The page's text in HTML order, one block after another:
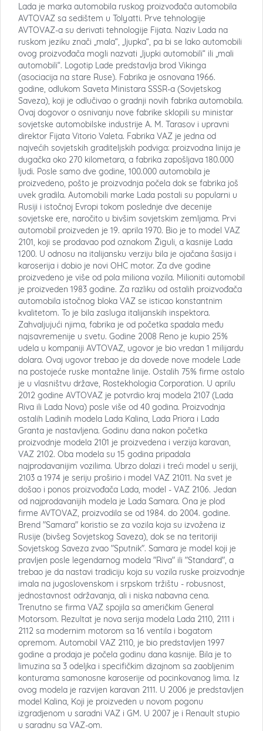
Lada je marka automobila ruskog proizvođača automobila
AVTOVAZ sa sedištem u Tolyatti. Prve tehnologije
AVTOVAZ-a su derivati tehnologije Fijata. Naziv Lada na
ruskom jeziku znači „mala“, „ljupka“, pa bi se lako automobili
ovog proizvođača mogli nazvati „ljupki automobili“ ili „mali
automobili“. Logotip Lade predstavlja brod Vikinga
(asociacija na stare Ruse). Fabrika je osnovana 1966.
godine, odlukom Saveta Ministara SSSR-a (Sovjetskog
Saveza), koji je odlučivao o gradnji novih fabrika automobila.
Ovaj dogovor o osnivanju nove fabrike sklopili su ministar
sovjetske automobilske industrije A. M. Tarasov i upravni
direktor Fijata Vitorio Valeta. Fabrika VAZ je jedna od
najvećih sovjetskih graditeljskih podviga: proizvodna linija je
dugačka oko 270 kilometara, a fabrika zapošljava 180.000
ljudi. Posle samo dve godine, 100.000 automobila je
proizvedeno, pošto je proizvodnja počela dok se fabrika još
uvek gradila. Automobili marke Lada postali su popularni u
Rusiji i istočnoj Evropi tokom poslednje dve decenije
sovjetske ere, naročito u bivšim sovjetskim zemljama. Prvi
automobil proizveden je 19. aprila 1970. Bio je to model VAZ
2101, koji se prodavao pod oznakom Žiguli, a kasnije Lada
1200. U odnosu na italijansku verziju bila je ojačana šasija i
karoserija i dobio je novi OHC motor. Za dve godine
proizvedeno je više od pola miliona vozila. Milioniti automobil
je proizveden 1983 godine. Za razliku od ostalih proizvođača
automobila istočnog bloka VAZ se isticao konstantnim
kvalitetom. To je bila zasluga italijanskih inspektora.
Zahvaljujući njima, fabrika je od početka spadala među
najsavremenije u svetu. Godine 2008 Reno je kupio 25%
udela u kompaniji AVTOVAZ, ugovor je bio vredan 1 milijardu
dolara. Ovaj ugovor trebao je da dovede nove modele Lade
na postojeće ruske montažne linije. Ostalih 75% firme ostalo
je u vlasništvu države, Rostekhologia Corporation. U aprilu
2012 godine AVTOVAZ je potvrdio kraj modela 2107 (Lada
Riva ili Lada Nova) posle više od 40 godina. Proizvodnja
ostalih Ladinih modela Lada Kalina, Lada Priora i Lada
Granta je nastavljena. Godinu dana nakon početka
proizvodnje modela 2101 je proizvedena i verzija karavan,
VAZ 2102. Oba modela su 15 godina pripadala
najprodavanijim vozilima. Ubrzo dolazi i treći model u seriji,
2103 a 1974 je seriju proširio i model VAZ 21011. Na svet je
došao i ponos proizvođača Lada, model - VAZ 2106. Jedan
od najprodavanijih modela je Lada Samara. Ona je plod
firme AVTOVAZ, proizvodila se od 1984. do 2004. godine.
Brend "Samara" koristio se za vozila koja su izvožena iz
Rusije (bivšeg Sovjetskog Saveza), dok se na teritoriji
Sovjetskog Saveza zvao "Sputnik". Samara je model koji je
pravljen posle legendarnog modela "Riva" ili "Standard", a
trebao je da nastavi tradiciju koja su vozila ruske proizvodnje
imala na jugoslovenskom i srpskom tržištu - robusnost,
jednostavnost održavanja, ali i niska nabavna cena.
Trenutno se firma VAZ spojila sa američkim General
Motorsom. Rezultat je nova serija modela Lada 2110, 2111 i
2112 sa modernim motorom sa 16 ventila i bogatom
opremom. Automobil VAZ 2110, je bio predstavljen 1997
godine a prodaja je počela godinu dana kasnije. Bila je to
limuzina sa 3 odeljka i specifičkim dizajnom sa zaobljenim
konturama samonosne karoserije od pocinkovanog lima. Iz
ovog modela je razvijen karavan 2111. U 2006 je predstavljen
model Kalina, Koji je proizveden u novom pogonu
izgradjenom u saradni VAZ i GM. U 2007 je i Renault stupio
u saradnu sa VAZ-om.